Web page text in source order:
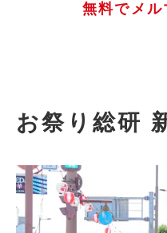
無料でメル
お祭り総研